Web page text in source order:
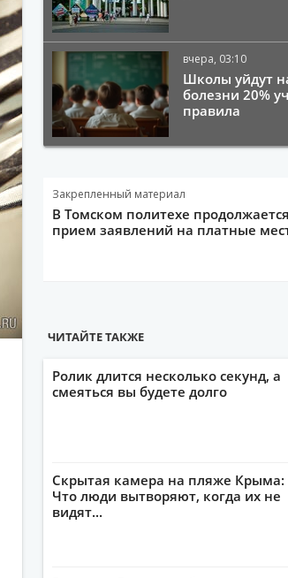
вчера, 03:10
Школы уйдут
болезни 20%
правила
Закрепленный материал
В Томском политехе продолжается
прием заявлений на платные
ЧИТАЙТЕ ТАКЖЕ
Ролик длится несколько секунд, а
смеяться вы будете долго
Скрытая камера на пляже Крыма:
Что люди вытворяют, когда их не
видят...